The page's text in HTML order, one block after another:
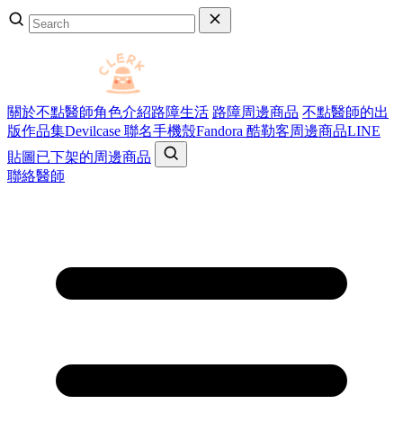
關於不點醫師角色介紹路障生活 路障周邊商品 不點醫師的出
版作品集Devilcase 聯名手機殼Fandora 酷勒客周邊商品LINE
貼圖 已下架的周邊商品
聯絡醫師